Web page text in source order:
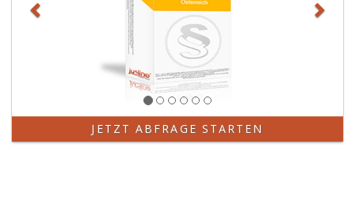
JETZT ABFRAGE STARTEN